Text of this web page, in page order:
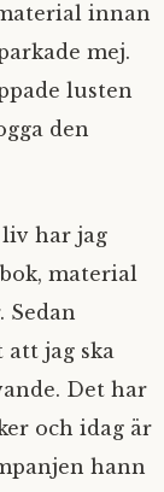
innan
mej.
lusten
den
har jag
material
Sedan
jag ska
Det har
och idag är
hann